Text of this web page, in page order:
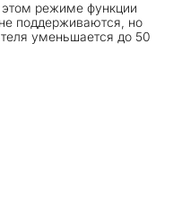
этом режиме функции
поддерживаются, но
уменьшается до 50